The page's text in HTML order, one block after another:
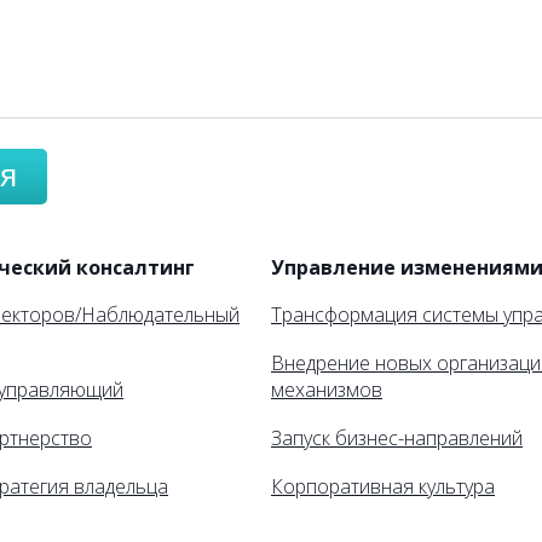
консалтинг
Наблюдательный
владельца
Управление изменениями
Трансформация системы
Внедрение новых
механизмов
Запуск бизнес-направлений
Корпоративная культура